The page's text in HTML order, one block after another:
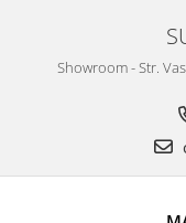
Showroom - Str.